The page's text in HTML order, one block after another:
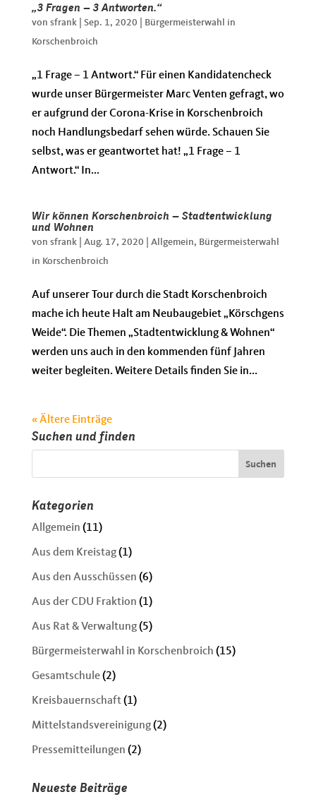
„3 Fragen – 3 Antworten.“
von sfrank| Sep. 1, 2020
Bürgermeisterwahl in
Korschenbroich
„1 Frage – 1 Antwort.“ Für einen Kandidatencheck
wurde unser Bürgermeister Marc Venten gefragt, wo
er aufgrund der Corona-Krise in Korschenbroich
noch Handlungsbedarf sehen würde. Schauen Sie
selbst, was er geantwortet hat! „1 Frage – 1
Antwort.“ In...
Wir können Korschenbroich – Stadtentwicklung
und Wohnen
von sfrank| Aug. 17, 2020 Allgemein, Bürgermeisterwahl
in Korschenbroich
Auf unserer Tour durch die Stadt Korschenbroich
mache ich heute Halt am Neubaugebiet „Körschgens
Weide“. Die Themen „Stadtentwicklung & Wohnen“
werden uns auch in den kommenden fünf Jahren
weiter begleiten. Weitere Details finden Sie in...
« Ältere Einträge
Suchen und finden
Kategorien
Allgemein (11)
Aus dem Kreistag(1)
Aus den Ausschüssen (6)
Aus der CDU Fraktion (1)
Aus Rat & Verwaltung(5)
Bürgermeisterwahl in Korschenbroich (15)
Gesamtschule(2)
Kreisbauernschaft(1)
Mittelstandsvereinigung(2)
Pressemitteilungen (2)
Neueste Beiträge